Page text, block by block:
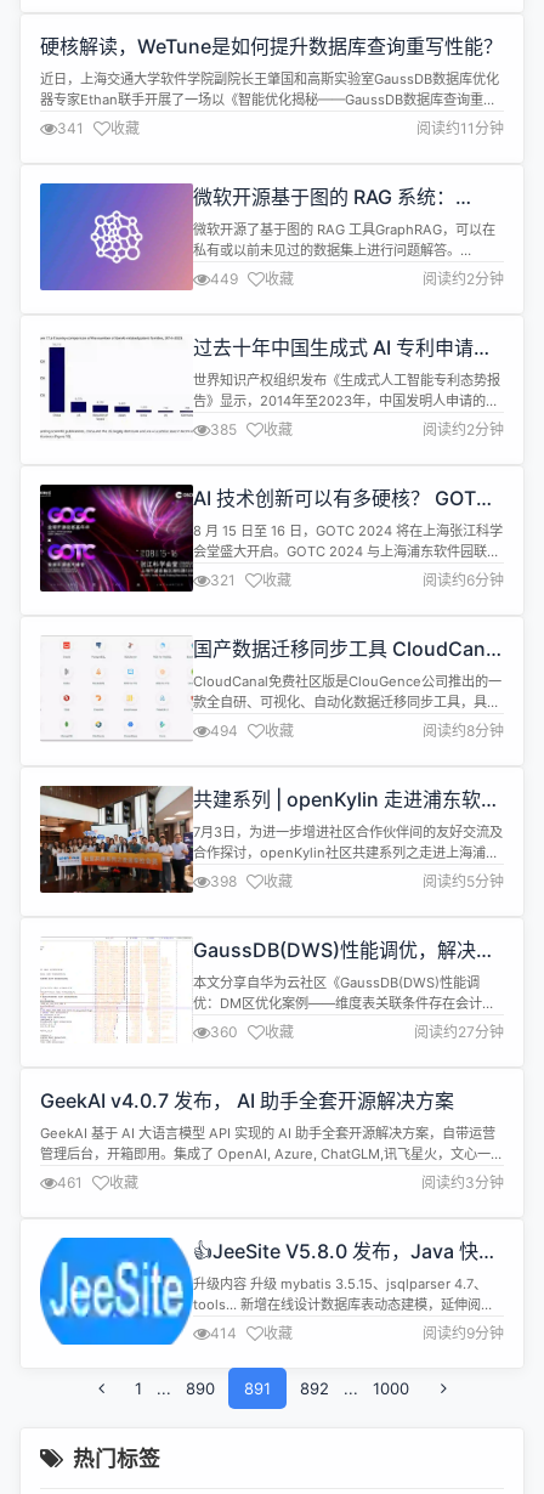
内存队列的延迟问题，不同于我们常用的分布式消息
的、本地内存队列，类似JDK的Arr...
硬核解读，WeTune是如何提升数据库查询重写性能？
近日，上海交通大学软件学院副院长王肇国和高斯实验室GaussDB数据库优化
器专家Ethan联手开展了一场以《智能优化揭秘——GaussDB数据库查询重写
的自动挖掘与生成》为主题的技术对谈，深入探讨了WeTune 2.0的重写规则与
GaussDB的合作落地。直播过程包含对WeTune 2.0的项目背景、WeTune改
写规则的自动发掘方式及实现、WeTune 2...
341 收藏 阅读约11分钟
微软开源基于图的 RAG 系统：
GraphRAG
微软开源了基于图的 RAG 工具GraphRAG，可以在
私有或以前未见过的数据集上进行问题解答。
GraphRAG 通过创建知识图谱来增强模型的推理和生
成性能，使用 LLM GPT-4 对 GraphRAG 和传统
RAG 进行评估， GraphRAG 在全面性和多样性方面
不同，GraphRAG 从原始文本中...
449 收藏 阅读约2分钟
过去十年中国生成式 AI 专利申请量
居全球第一
世界知识产权组织发布《生成式人工智能专利态势报
告》显示，2014年至2023年，中国发明人申请的生
成式人工智能专利数量最多，远超美国、韩国、日本
和印度等国。2014年至2023年，全球生成式人工智
能相关的发明申请量达54000件，其中超过25%是在
本、图像、音乐和计算机代码等内容，为一系列工业
和消费产品提供动力。...
385 收藏 阅读约2分钟
AI 技术创新可以有多硬核？ GOTC
2024 论坛议程抢先看
8 月 15 日至 16 日，GOTC 2024 将在上海张江科学
会堂盛大开启。GOTC 2024 与上海浦东软件园联合
举办，并结合 “GOTC（全球开源技术峰会）” 与
“GOGC（全球开源极客嘉年华）”，旨在打造一场全
新的开源盛会。2024 全球开源极客嘉年华（GOGC
源基金会、开源中国、Linux ...
321 收藏 阅读约6分钟
国产数据迁移同步工具 CloudCanal
v4.2.0.0 发布
CloudCanal免费社区版是ClouGence公司推出的一
款全自研、可视化、自动化数据迁移同步工具，具备
结构迁移、数据迁移、数据同步、数据校验、数据订
正等功能，支持30+ 款流行关系型数据库、实时数
仓、消息中间件、缓存数据库和搜索引擎之间数据互
通，其中包含国产数据库
OceanBase,PolarDB,TiDB,StarRocks,Doris,Rocket...
494 收藏 阅读约8分钟
共建系列 | openKylin 走进浦东软件
园交流活动成功举办
7月3日，为进一步增进社区合作伙伴间的友好交流及
合作探讨，openKylin社区共建系列之走进上海浦东
软件园交流活动成功召开。来自赛昉科技、上海具身
多模、上海宽睿信息等近20家企业参会代表共聚上海
浦软，介绍了当前企业产品和技术创新等方面的最新
展开了深入交流和沟通。 上海浦东软件园股份公司副
总经理何育浩出席活动并发...
398 收藏 阅读约5分钟
GaussDB(DWS)性能调优，解决
DM区大内存占用问题
本文分享自华为云社区《GaussDB(DWS)性能调
优：DM区优化案例——维度表关联条件存在会计
期》，作者： O泡果奶~。 当前DM（P1、P3、
CBGDM）存在维度表与主表关联时使用会计期作为
关联条件，会导致出现大内存占用或未识别数据倾斜
1.1、【问题描述】 主表和维度表关联过程中将...
360 收藏 阅读约27分钟
GeekAI v4.0.7 发布， AI 助手全套开源解决方案
GeekAI 基于 AI 大语言模型 API 实现的 AI 助手全套开源解决方案，自带运营
管理后台，开箱即用。集成了 OpenAI, Azure, ChatGLM,讯飞星火，文心一言
等多个平台的大语言模型。集成了 MidJourney 和 Stable Diffusion AI绘画功
能。 主要特性： 完整的开源系统，前端应用和后台管理系统皆可开箱即用。
基于...
461 收藏 阅读约3分钟
👍JeeSite V5.8.0 发布，Java 快速
开发平台，Spring Boot、Vue、微
服务
升级内容 升级 mybatis 3.5.15、jsqlparser 4.7、
tools... 新增在线设计数据库表动态建模，延伸阅
读：
https://mp.weixin.qq.com/s/
新增 file.uploadPath 参数增加变量 bizType、
corpCode、userCode、userType、us...
414 收藏 阅读约9分钟
1 ... 890 891 892 ... 1000
热门标签